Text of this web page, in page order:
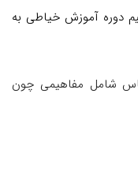
دوره آموزش خیاطی به
شامل مفاهیمی چون